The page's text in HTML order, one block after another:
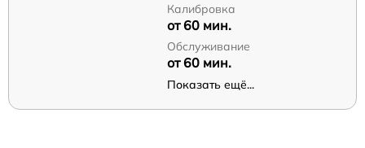
Калибровка
от 60 мин.
Обслуживание
от 60 мин.
Показать ещё...